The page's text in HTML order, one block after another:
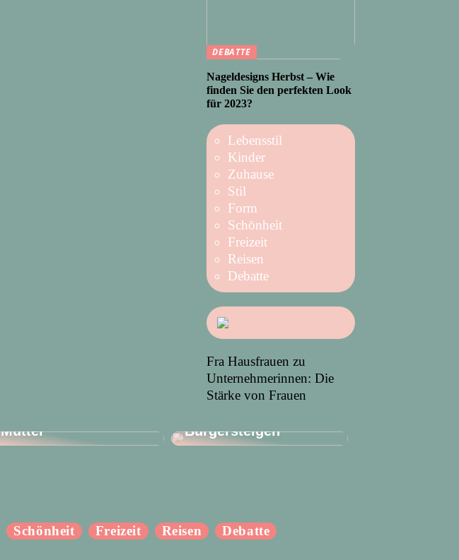
DEBATTE
Nageldesigns Herbst – Wie
finden Sie den perfekten Look
für 2023?
Lebensstil
Kinder
Zuhause
Stil
Form
Schönheit
Freizeit
Reisen
Debatte
Fra Hausfrauen zu
Unternehmerinnen: Die
Stärke von Frauen
Mütter
Achten Sie auf
Bürgersteigen
Schönheit Freizeit Reisen Debatte